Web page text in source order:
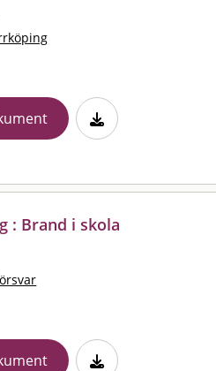
: Brand i skola